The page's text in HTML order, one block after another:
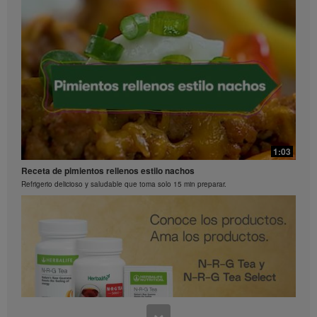
Preguntas frecuentes sobre Bioniq GO: 2
¿Qué contiene Bioniq GO?
1:03
Receta de pimientos rellenos estilo nachos
Refrigerio delicioso y saludable que toma solo 15 min preparar.